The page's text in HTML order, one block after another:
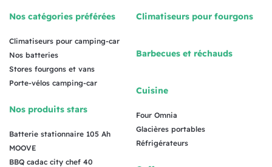
Nos catégories préférées
Climatiseurs pour camping-car
Nos batteries
Stores fourgons et vans
Porte-vélos camping-car
Nos produits stars
Batterie stationnaire 105 Ah
MOOVE
BBQ cadac city chef 40
Climatiseurs pour fourgons
Barbecues et réchauds
Cuisine
Four Omnia
Glacières portables
Réfrigérateurs